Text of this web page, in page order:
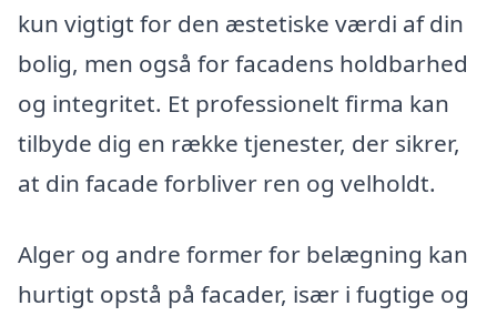
kun vigtigt for den æstetiske værdi af din
bolig, men også for facadens holdbarhed
og integritet. Et professionelt firma kan
tilbyde dig en række tjenester, der sikrer,
at din facade forbliver ren og velholdt.
Alger og andre former for belægning kan
hurtigt opstå på facader, især i fugtige og